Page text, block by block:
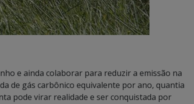
e ainda colaborar para reduzir a emissão na
de gás carbônico equivalente por ano, quantia
pode virar realidade e ser conquistada por